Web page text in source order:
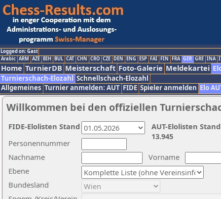
Logged on: Gast
Arabic ARM AZE BIH BUL CAT CHN CRO CZE DEN ENG ESP FAI FIN FRA GER GRE INA
Home TurnierDB Meisterschaft Foto-Galerie Meldekartei
Turnierschach-Elozahl Schnellschach-Elozahl
Allgemeines Turnier anmelden: AUT FIDE Spieler anmelden Elo
Willkommen bei den offiziellen
Nachname
Vorname
Ebene
Personennummer
Bundesland
AUT-Elolisten
13.945
FIDE-Elolisten Stand